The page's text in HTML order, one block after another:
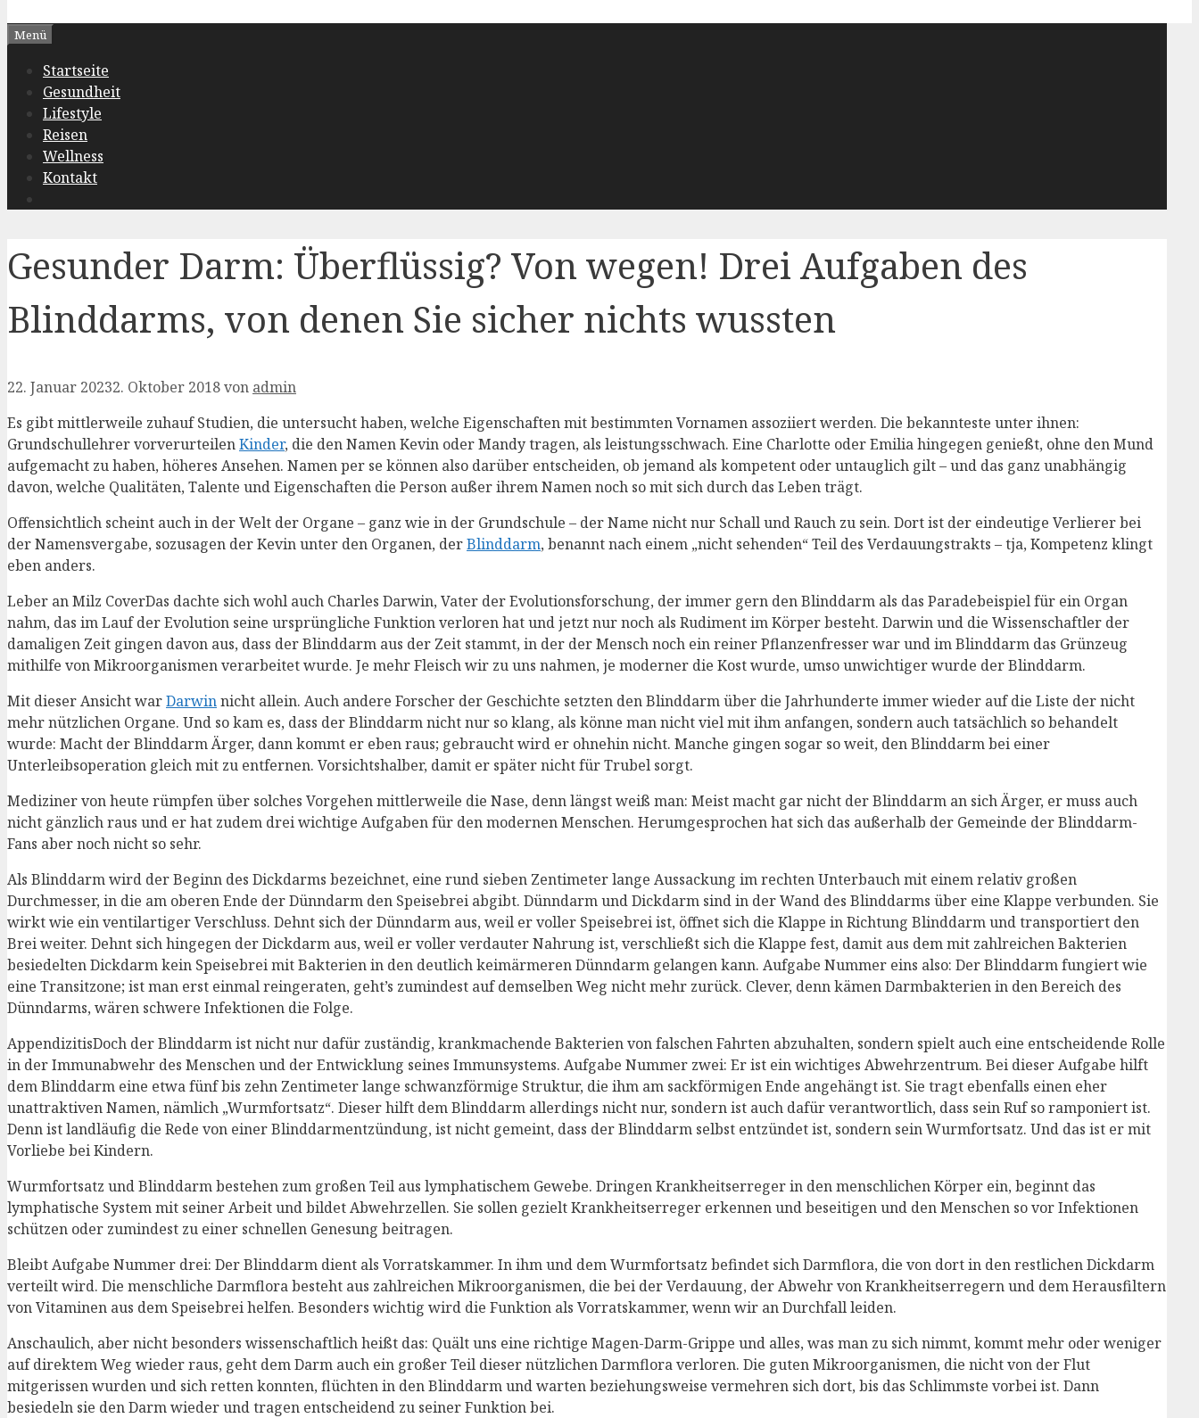
Menü
Startseite
Gesundheit
Lifestyle
Reisen
Wellness
Kontakt
Gesunder Darm: Überflüssig? Von wegen! Drei Aufgaben des
Blinddarms, von denen Sie sicher nichts wussten
22. Januar 20232. Oktober 2018von admin
Es gibt mittlerweile zuhauf Studien, die untersucht haben, welche Eigenschaften mit bestimmten Vornamen assoziiert werden. Die bekannteste unter ihnen:
Grundschullehrer vorverurteilenKinder, die den Namen Kevin oder Mandy tragen, als leistungsschwach. Eine Charlotte oder Emilia hingegen genießt, ohne den Mund
aufgemacht zu haben, höheres Ansehen. Namen per se können also darüber entscheiden, ob jemand als kompetent oder untauglich gilt – und das ganz unabhängig
davon, welche Qualitäten, Talente und Eigenschaften die Person außer ihrem Namen noch so mit sich durch das Leben trägt.
Offensichtlich scheint auch in der Welt der Organe – ganz wie in der Grundschule – der Name nicht nur Schall und Rauch zu sein. Dort ist der eindeutige Verlierer bei
der Namensvergabe, sozusagen der Kevin unter den Organen, derBlinddarm, benannt nach einem „nicht sehenden“ Teil des Verdauungstrakts – tja, Kompetenz klingt
eben anders.
Leber an Milz CoverDas dachte sich wohl auch Charles Darwin, Vater der Evolutionsforschung, der immer gern den Blinddarm als das Paradebeispiel für ein Organ
nahm, das im Lauf der Evolution seine ursprüngliche Funktion verloren hat und jetzt nur noch als Rudiment im Körper besteht. Darwin und die Wissenschaftler der
damaligen Zeit gingen davon aus, dass der Blinddarm aus der Zeit stammt, in der der Mensch noch ein reiner Pflanzenfresser war und im Blinddarm das Grünzeug
mithilfe von Mikroorganismen verarbeitet wurde. Je mehr Fleisch wir zu uns nahmen, je moderner die Kost wurde, umso unwichtiger wurde der Blinddarm.
Mit dieser Ansicht warDarwinnicht allein. Auch andere Forscher der Geschichte setzten den Blinddarm über die Jahrhunderte immer wieder auf die Liste der nicht
mehr nützlichen Organe. Und so kam es, dass der Blinddarm nicht nur so klang, als könne man nicht viel mit ihm anfangen, sondern auch tatsächlich so behandelt
wurde: Macht der Blinddarm Ärger, dann kommt er eben raus; gebraucht wird er ohnehin nicht. Manche gingen sogar so weit, den Blinddarm bei einer
Unterleibsoperation gleich mit zu entfernen. Vorsichtshalber, damit er später nicht für Trubel sorgt.
Mediziner von heute rümpfen über solches Vorgehen mittlerweile die Nase, denn längst weiß man: Meist macht gar nicht der Blinddarm an sich Ärger, er muss auch
nicht gänzlich raus und er hat zudem drei wichtige Aufgaben für den modernen Menschen. Herumgesprochen hat sich das außerhalb der Gemeinde der Blinddarm-
Fans aber noch nicht so sehr.
Als Blinddarm wird der Beginn des Dickdarms bezeichnet, eine rund sieben Zentimeter lange Aussackung im rechten Unterbauch mit einem relativ großen
Durchmesser, in die am oberen Ende der Dünndarm den Speisebrei abgibt. Dünndarm und Dickdarm sind in der Wand des Blinddarms über eine Klappe verbunden. Sie
wirkt wie ein ventilartiger Verschluss. Dehnt sich der Dünndarm aus, weil er voller Speisebrei ist, öffnet sich die Klappe in Richtung Blinddarm und transportiert den
Brei weiter. Dehnt sich hingegen der Dickdarm aus, weil er voller verdauter Nahrung ist, verschließt sich die Klappe fest, damit aus dem mit zahlreichen Bakterien
besiedelten Dickdarm kein Speisebrei mit Bakterien in den deutlich keimärmeren Dünndarm gelangen kann. Aufgabe Nummer eins also: Der Blinddarm fungiert wie
eine Transitzone; ist man erst einmal reingeraten, geht’s zumindest auf demselben Weg nicht mehr zurück. Clever, denn kämen Darmbakterien in den Bereich des
Dünndarms, wären schwere Infektionen die Folge.
AppendizitisDoch der Blinddarm ist nicht nur dafür zuständig, krankmachende Bakterien von falschen Fahrten abzuhalten, sondern spielt auch eine entscheidende Rolle
in der Immunabwehr des Menschen und der Entwicklung seines Immunsystems. Aufgabe Nummer zwei: Er ist ein wichtiges Abwehrzentrum. Bei dieser Aufgabe hilft
dem Blinddarm eine etwa fünf bis zehn Zentimeter lange schwanzförmige Struktur, die ihm am sackförmigen Ende angehängt ist. Sie tragt ebenfalls einen eher
unattraktiven Namen, nämlich „Wurmfortsatz“. Dieser hilft dem Blinddarm allerdings nicht nur, sondern ist auch dafür verantwortlich, dass sein Ruf so ramponiert ist.
Denn ist landläufig die Rede von einer Blinddarmentzündung, ist nicht gemeint, dass der Blinddarm selbst entzündet ist, sondern sein Wurmfortsatz. Und das ist er mit
Vorliebe bei Kindern.
Wurmfortsatz und Blinddarm bestehen zum großen Teil aus lymphatischem Gewebe. Dringen Krankheitserreger in den menschlichen Körper ein, beginnt das
lymphatische System mit seiner Arbeit und bildet Abwehrzellen. Sie sollen gezielt Krankheitserreger erkennen und beseitigen und den Menschen so vor Infektionen
schützen oder zumindest zu einer schnellen Genesung beitragen.
Bleibt Aufgabe Nummer drei: Der Blinddarm dient als Vorratskammer. In ihm und dem Wurmfortsatz befindet sich Darmflora, die von dort in den restlichen Dickdarm
verteilt wird. Die menschliche Darmflora besteht aus zahlreichen Mikroorganismen, die bei der Verdauung, der Abwehr von Krankheitserregern und dem Herausfiltern
von Vitaminen aus dem Speisebrei helfen. Besonders wichtig wird die Funktion als Vorratskammer, wenn wir an Durchfall leiden.
Anschaulich, aber nicht besonders wissenschaftlich heißt das: Quält uns eine richtige Magen-Darm-Grippe und alles, was man zu sich nimmt, kommt mehr oder weniger
auf direktem Weg wieder raus, geht dem Darm auch ein großer Teil dieser nützlichen Darmflora verloren. Die guten Mikroorganismen, die nicht von der Flut
mitgerissen wurden und sich retten konnten, flüchten in den Blinddarm und warten beziehungsweise vermehren sich dort, bis das Schlimmste vorbei ist. Dann
besiedeln sie den Darm wieder und tragen entscheidend zu seiner Funktion bei.